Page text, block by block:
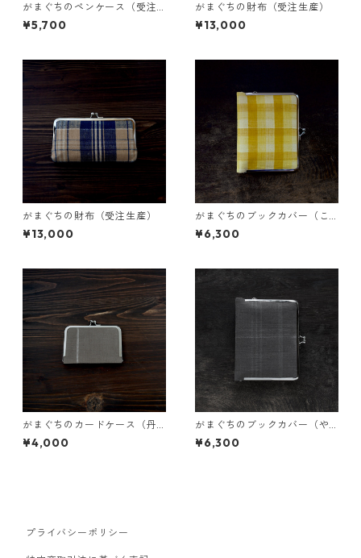
がまぐちのペンケース（受注
生産）
¥5,700
がまぐちの財布（受注生産）
¥13,000
がまぐちの財布（受注生産）
¥13,000
がまぐちのブックカバー（こ
ぶな）
¥6,300
がまぐちのカードケース（丹
波栗）
¥4,000
がまぐちのブックカバー（や
しゃぶしグレー）
¥6,300
プライバシーポリシー